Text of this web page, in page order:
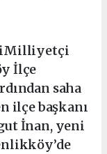
İlçe
saha
ilçe başkanı
İnan, yeni